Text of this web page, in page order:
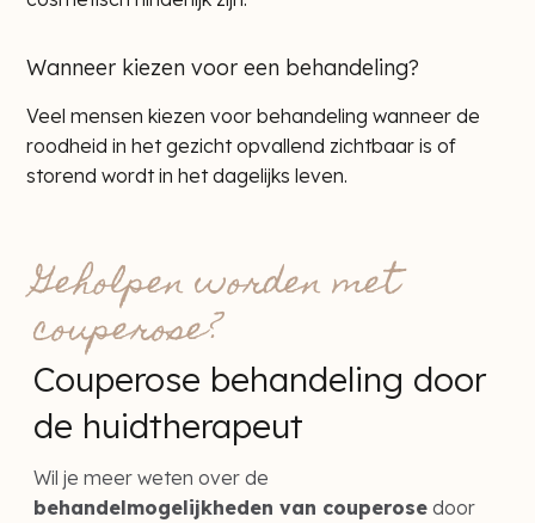
Wanneer kiezen voor een behandeling?
Veel mensen kiezen voor behandeling wanneer de
roodheid in het gezicht opvallend zichtbaar is of
storend wordt in het dagelijks leven.
Geholpen worden met
couperose?
Couperose behandeling door
de huidtherapeut
Wil je meer weten over de
behandelmogelijkheden van couperose door